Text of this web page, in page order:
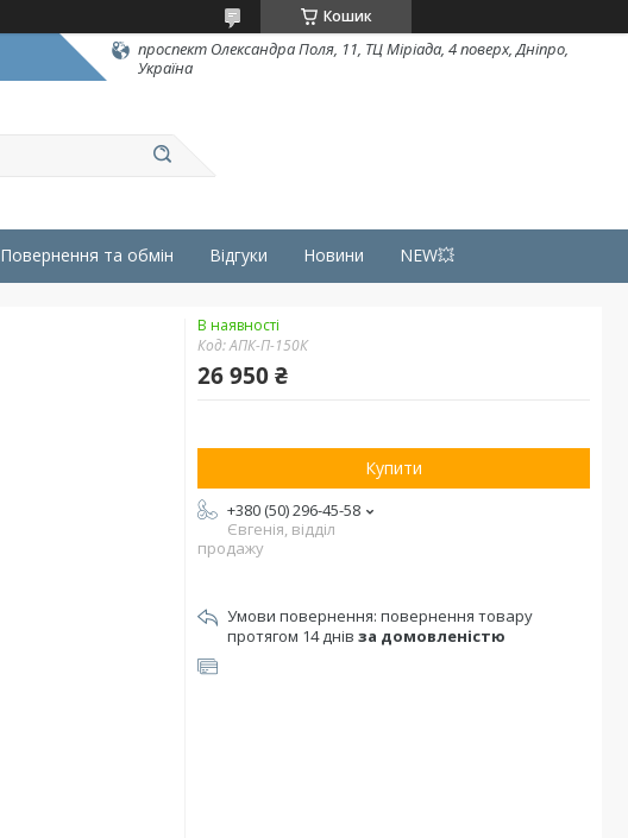
Кошик
проспект Олександра Поля, 11, ТЦ Міріада, 4 поверх, Дніпро,
Україна
Повернення та обмін Відгуки Новини NEW💥
В наявності
Код:АПК-П-150К
26 950 ₴
Купити
+380 (50) 296-45-58
Євгенія, відділ
продажу
повернення товару
протягом 14 днів за домовленістю